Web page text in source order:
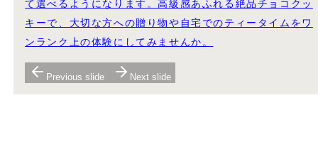
て選べるようになります。高級感あふれる絶品チョコクッ
キーで、大切な方への贈り物や自宅でのティータイムをワ
ンランク上の体験にしてみませんか。
Previous slide Next slide